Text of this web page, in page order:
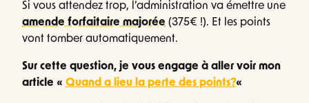
Si vous attendez trop, l’administration va émettre une
amende forfaitaire majorée (375€ !). Et les points
vont tomber automatiquement.
Sur cette question, je vous engage à aller voir mon
article « Quand a lieu la perte des points?«